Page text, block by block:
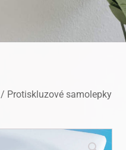
/ Protiskluzové samolepky